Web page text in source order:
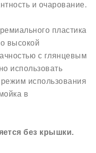
и очарование.
пластика
высокой
с глянцевым
использовать
использования
в
без крышки.